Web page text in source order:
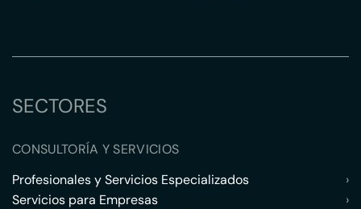
SECTORES
CONSULTORÍA Y SERVICIOS
Profesionales y Servicios Especializados
›
Servicios para Empresas
›